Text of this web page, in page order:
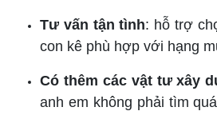
Tư vấn tận tình: hỗ trợ
con kê phù hợp với hạng
Có thêm các vật tư xây
anh em không phải tìm